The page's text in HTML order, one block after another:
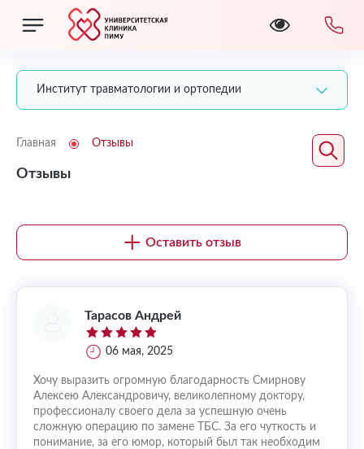
Институт травматологии и ортопедии
Главная Отзывы
Отзывы
Оставить отзыв
Тарасов Андрей
06 мая, 2025
Хочу выразить огромную благодарность Смирнову
Алексею Александровичу, великолепному доктору,
профессионалу своего дела за успешную очень
сложную операцию по замене ТБС. За его чуткость и
понимание, за его юмор, который был так необходим